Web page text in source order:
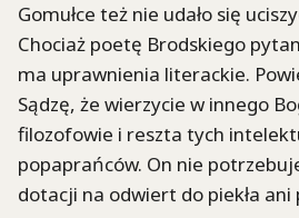
Gomułce też nie udało się
Chociaż poetę Brodskiego
ma uprawnienia literackie.
Sądzę, że wierzycie w innego
filozofowie i reszta tych
popaprańców. On nie
dotacji na odwiert do piekła ani